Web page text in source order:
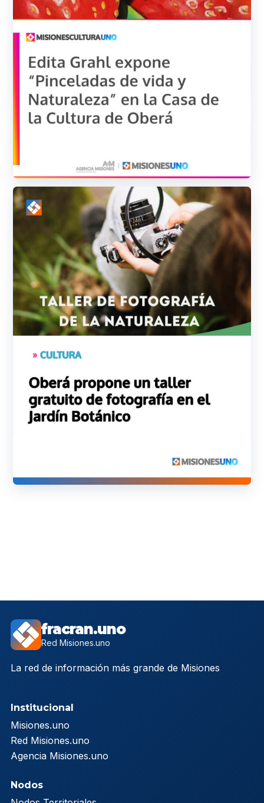
fracran.uno
Red Misiones.uno
La red de información más grande de Misiones
Institucional
Misiones.uno
Red Misiones.uno
Agencia Misiones.uno
Nodos